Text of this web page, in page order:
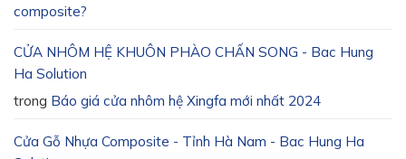
composite?
CỬA NHÔM HỆ KHUÔN PHÀO CHẤN SONG - Bac Hung
Ha Solution
trong Báo giá cửa nhôm hệ Xingfa mới nhất 2024
Cửa Gỗ Nhựa Composite - Tỉnh Hà Nam - Bac Hung Ha